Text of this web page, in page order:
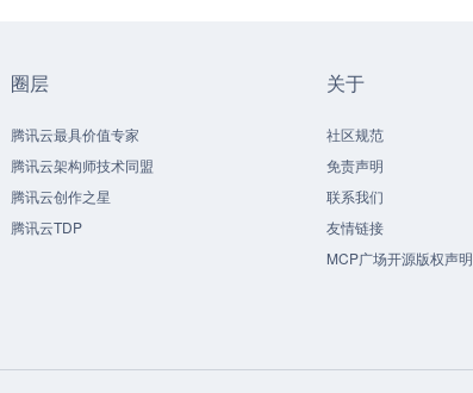
圈层
腾讯云最具价值专家
腾讯云架构师技术同盟
腾讯云创作之星
腾讯云TDP
关于
社区规范
免责声明
联系我们
友情链接
MCP广场开源版权声明